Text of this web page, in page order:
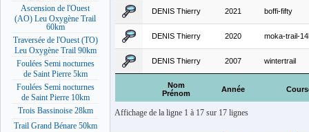
Ascension de l'Ouest
(AO) Leu Oxygène Trail
60km
Traversée de l'Ouest (TO)
Leu Oxygène Trail 90km
Foulées Semi nocturnes
de Saint Pierre 5km
Foulées Semi nocturnes
de Saint Pierre 10km
Trois Bassinoise 28km
Trail Grand Bénare 50km
Nom
Prénom
Année
DENIS Thierry 2021 boffi-fifty
DENIS Thierry 2020 moka-trail-
DENIS Thierry 2007 wintertrail
Affichage de la ligne 1 à 17 sur 17 lignes